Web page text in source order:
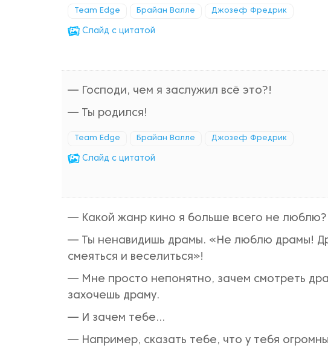
Team Edge Брайан Валле Джозеф Фредрик
Cлайд с цитатой
— Господи, чем я заслужил всё это?!
— Ты родился!
Team Edge Брайан Валле Джозеф Фредрик
Cлайд с цитатой
— Какой жанр кино я больше всего не люблю?
— Ты ненавидишь драмы. «Не люблю драмы!
смеяться и веселиться»!
— Мне просто непонятно, зачем смотреть
захочешь драму.
— И зачем тебе...
— Например, сказать тебе, что у тебя